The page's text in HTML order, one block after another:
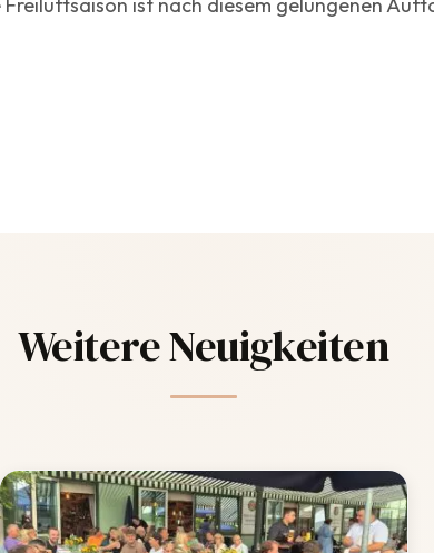
ist nach diesem gelungenen
Weitere Neuigkeiten